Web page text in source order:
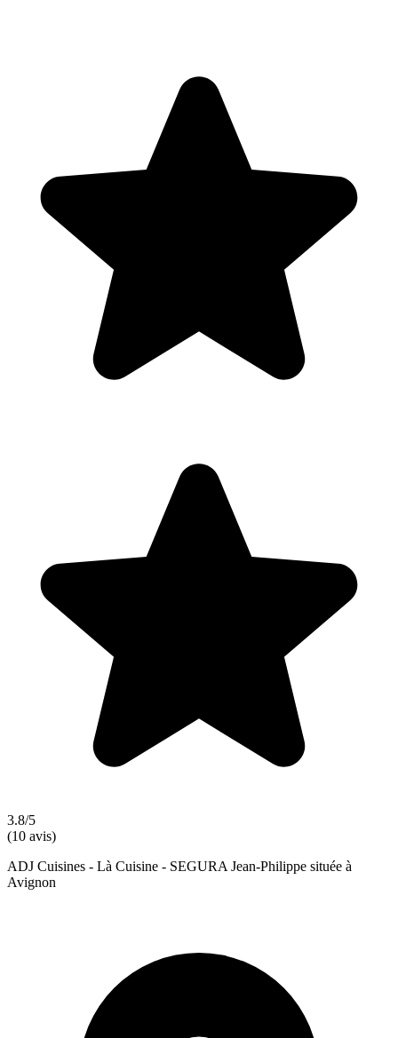
3.8/5
(10 avis)
ADJ Cuisines - Là Cuisine - SEGURA Jean-Philippe située à
Avignon